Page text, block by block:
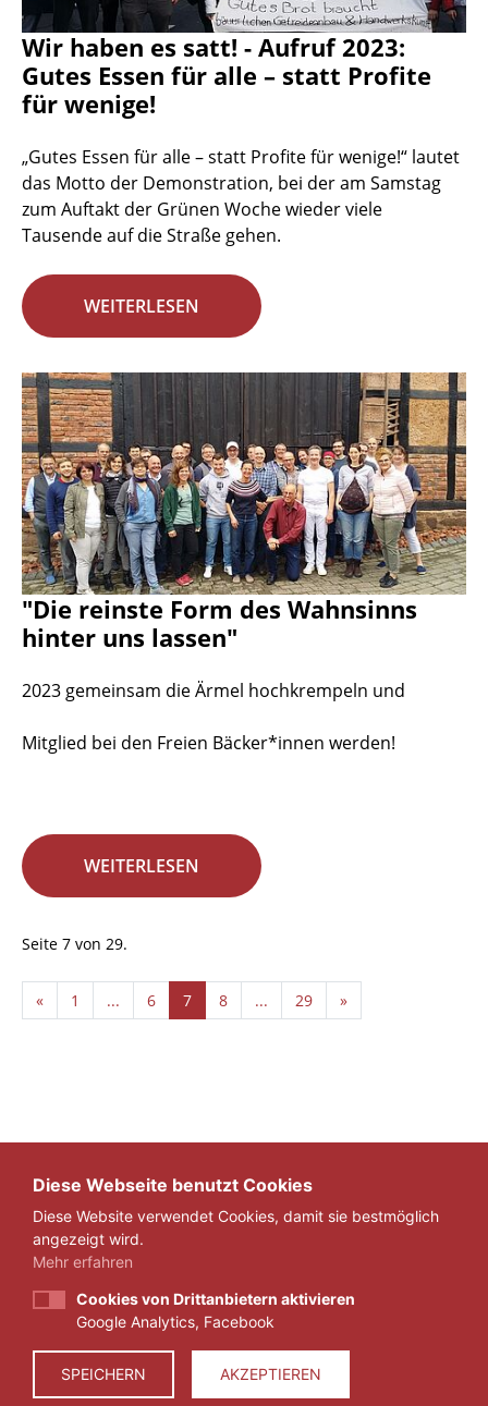
Wir haben es satt! - Aufruf 2023:
Gutes Essen für alle – statt Profite
für wenige!
„Gutes Essen für alle – statt Profite für wenige!“ lautet
das Motto der Demonstration, bei der am Samstag
zum Auftakt der Grünen Woche wieder viele
Tausende auf die Straße gehen.
WEITERLESEN
"Die reinste Form des Wahnsinns
hinter uns lassen"
2023 gemeinsam die Ärmel hochkrempeln und
Mitglied bei den Freien Bäcker*innen werden!
WEITERLESEN
Seite 7 von 29.
« 1 ... 6 7 8 ... 29 »
IMPRESSUM
DATENSCHUTZ
© 2026 ZEIT FÜR VERANTWORTUNG E.V.
Diese Webseite benutzt Cookies
Diese Website verwendet Cookies, damit sie bestmöglich
angezeigt wird.
Mehr erfahren
Cookies von Drittanbietern aktivieren
Google Analytics, Facebook
SPEICHERN AKZEPTIEREN